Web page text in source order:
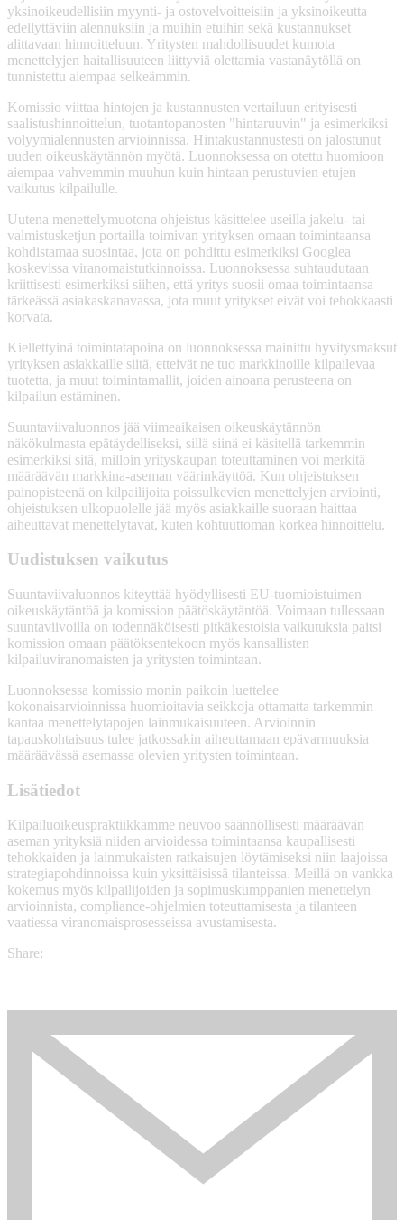
yksinoikeudellisiin myynti- ja ostovelvoitteisiin ja yksinoikeutta
edellyttäviin alennuksiin ja muihin etuihin sekä kustannukset
alittavaan hinnoitteluun. Yritysten mahdollisuudet kumota
menettelyjen haitallisuuteen liittyviä olettamia vastanäytöllä on
tunnistettu aiempaa selkeämmin.
Komissio viittaa hintojen ja kustannusten vertailuun erityisesti
saalistushinnoittelun, tuotantopanosten "hintaruuvin" ja esimerkiksi
volyymialennusten arvioinnissa. Hintakustannustesti on jalostunut
uuden oikeuskäytännön myötä. Luonnoksessa on otettu huomioon
aiempaa vahvemmin muuhun kuin hintaan perustuvien etujen
vaikutus kilpailulle.
Uutena menettelymuotona ohjeistus käsittelee useilla jakelu- tai
valmistusketjun portailla toimivan yrityksen omaan toimintaansa
kohdistamaa suosintaa, jota on pohdittu esimerkiksi Googlea
koskevissa viranomaistutkinnoissa. Luonnoksessa suhtaudutaan
kriittisesti esimerkiksi siihen, että yritys suosii omaa toimintaansa
tärkeässä asiakaskanavassa, jota muut yritykset eivät voi tehokkaasti
korvata.
Kiellettyinä toimintatapoina on luonnoksessa mainittu hyvitysmaksut
yrityksen asiakkaille siitä, etteivät ne tuo markkinoille kilpailevaa
tuotetta, ja muut toimintamallit, joiden ainoana perusteena on
kilpailun estäminen.
Suuntaviivaluonnos jää viimeaikaisen oikeuskäytännön
näkökulmasta epätäydelliseksi, sillä siinä ei käsitellä tarkemmin
esimerkiksi sitä, milloin yrityskaupan toteuttaminen voi merkitä
määräävän markkina-aseman väärinkäyttöä. Kun ohjeistuksen
painopisteenä on kilpailijoita poissulkevien menettelyjen arviointi,
ohjeistuksen ulkopuolelle jää myös asiakkaille suoraan haittaa
aiheuttavat menettelytavat, kuten kohtuuttoman korkea hinnoittelu.
Uudistuksen vaikutus
Suuntaviivaluonnos kiteyttää hyödyllisesti EU-tuomioistuimen
oikeuskäytäntöä ja komission päätöskäytäntöä. Voimaan tullessaan
suuntaviivoilla on todennäköisesti pitkäkestoisia vaikutuksia paitsi
komission omaan päätöksentekoon myös kansallisten
kilpailuviranomaisten ja yritysten toimintaan.
Luonnoksessa komissio monin paikoin luettelee
kokonaisarvioinnissa huomioitavia seikkoja ottamatta tarkemmin
kantaa menettelytapojen lainmukaisuuteen. Arvioinnin
tapauskohtaisuus tulee jatkossakin aiheuttamaan epävarmuuksia
määräävässä asemassa olevien yritysten toimintaan.
Lisätiedot
Kilpailuoikeuspraktiikkamme neuvoo säännöllisesti määräävän
aseman yrityksiä niiden arvioidessa toimintaansa kaupallisesti
tehokkaiden ja lainmukaisten ratkaisujen löytämiseksi niin laajoissa
strategiapohdinnoissa kuin yksittäisissä tilanteissa. Meillä on vankka
kokemus myös kilpailijoiden ja sopimuskumppanien menettelyn
arvioinnista, compliance-ohjelmien toteuttamisesta ja tilanteen
vaatiessa viranomaisprosesseissa avustamisesta.
Share: